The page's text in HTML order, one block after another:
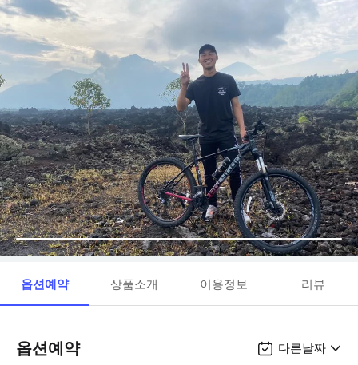
옵션예약 상품소개 이용정보 리뷰
옵션예약 다른날짜